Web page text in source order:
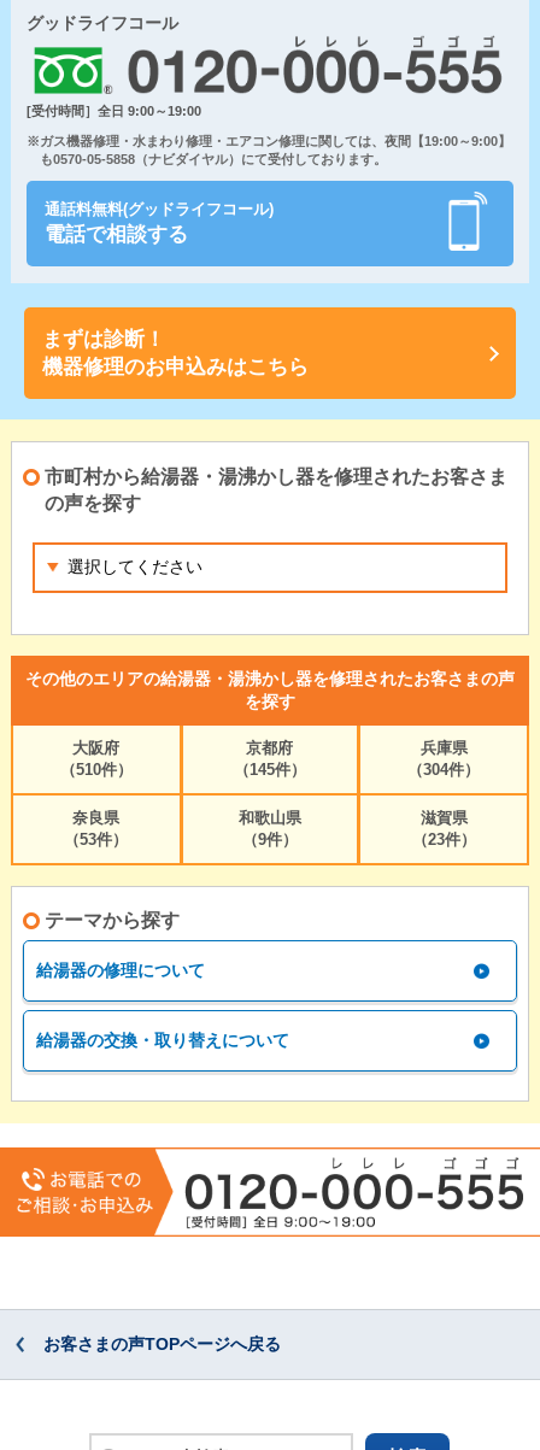
グッドライフコール
[受付時間］全日 9:00～19:00
※ガス機器修理・水まわり修理・エアコン修理に関しては、夜間【19:00～9:00】
も0570-05-5858（ナビダイヤル）にて受付しております。
通話料無料(グッドライフコール)
電話で相談する
まずは診断！
機器修理のお申込みはこちら
市町村から給湯器・湯沸かし器を修理されたお客さま
の声を探す
その他のエリアの給湯器・湯沸かし器を修理されたお客さまの声
を探す
大阪府
（510件）
京都府
（145件）
兵庫県
（304件）
奈良県
（53件）
和歌山県
（9件）
滋賀県
（23件）
テーマから探す
給湯器の修理について
給湯器の交換・取り替えについて
お客さまの声TOPページへ戻る